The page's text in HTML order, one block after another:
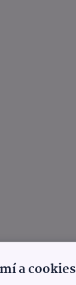
a cookies